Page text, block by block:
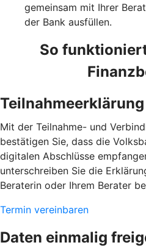
gemeinsam mit Ihrer
der Bank ausfüllen.
So
Mit der Teilnahme- und
bestätigen Sie, dass die
digitalen Abschlüsse
unterschreiben Sie die
Beraterin oder Ihrem Berater
Termin vereinbaren
Daten einmalig